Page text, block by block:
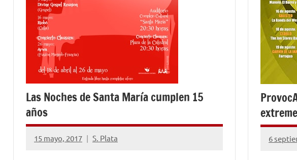
Las Noches de Santa María cumplen 15
años
15 mayo, 2017 S. Plata
No
6
No